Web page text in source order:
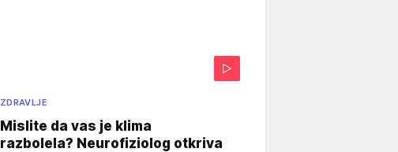
ZDRAVLJE
Mislite da vas je klima
razbolela? Neurofiziolog otkriva